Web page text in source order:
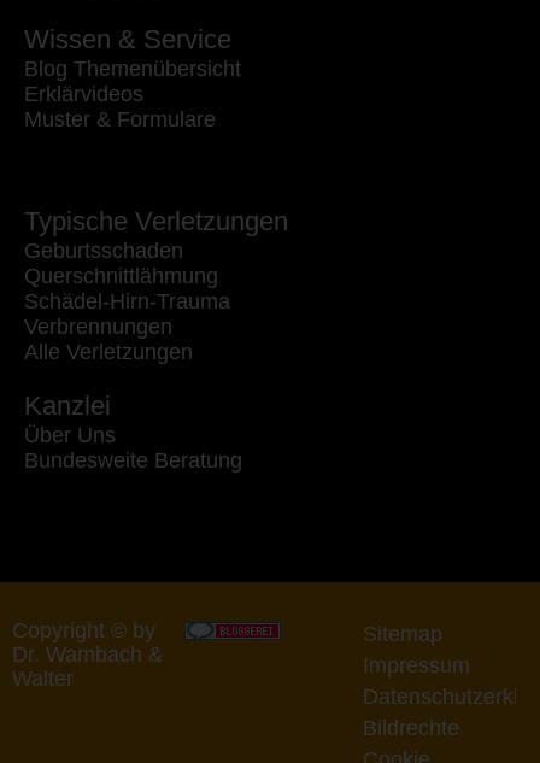
Wissen & Service
Blog Themenübersicht
Erklärvideos
Muster & Formulare
Typische Verletzungen
Geburtsschaden
Querschnittlähmung
Schädel-Hirn-Trauma
Verbrennungen
Alle Verletzungen
Kanzlei
Über Uns
Bundesweite Beratung
Copyright © by
Dr. Wambach &
Walter
Sitemap
Impressum
Bildrechte